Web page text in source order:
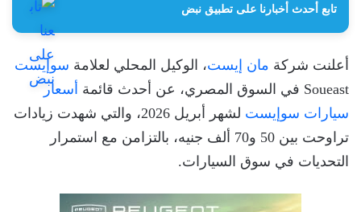
تابع أحدث أخبارنا على تطبيق نبض
أعلنت شركة مان إيست، الوكيل المحلي لعلامة سوإيست
Soueast في السوق المصري، عن أحدث قائمة
أسعار
سيارات سوإيست
لشهر أبريل 2026، والتي شهدت زيادات
تراوحت بين 50 و70 ألف جنيه، بالتزامن مع استمرار
التحديات في سوق السيارات.